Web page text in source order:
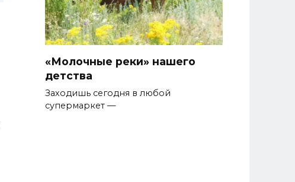
«Молочные реки» нашего
детства
Заходишь сегодня в любой
супермаркет —